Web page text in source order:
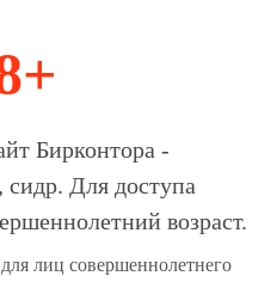
пива, крафта и
Бирконтора -
Для доступа
возраст.
лиц совершеннолетнего